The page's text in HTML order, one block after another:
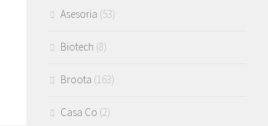
Asesoria (53)
Biotech (8)
Broota (163)
Casa Co (2)